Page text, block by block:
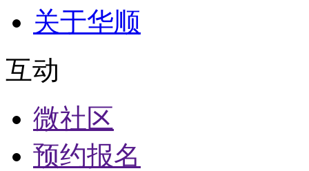
关于华顺
互动
微社区
预约报名